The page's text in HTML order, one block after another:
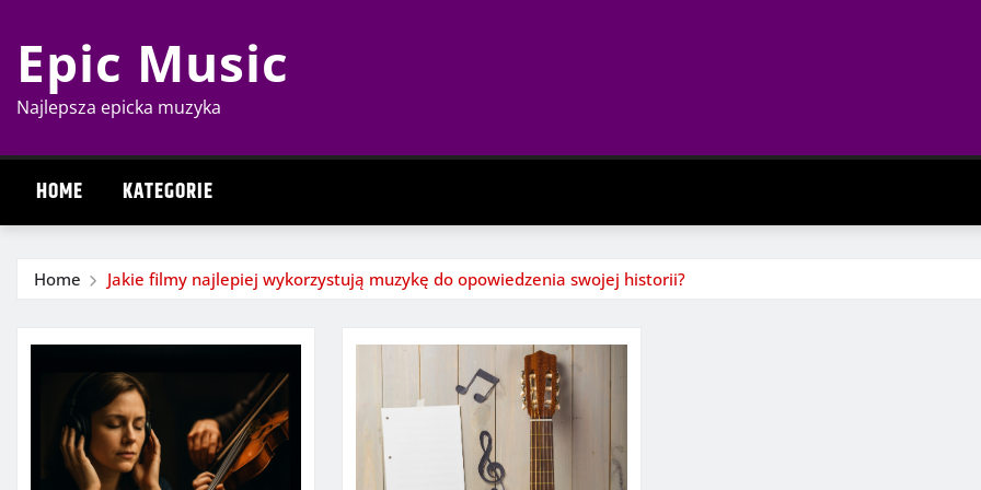
content
Epic Music
Najlepsza epicka muzyka
HOME KATEGORIE
Home Jakie filmy najlepiej wykorzystują muzykę do opowiedzenia swojej historii?